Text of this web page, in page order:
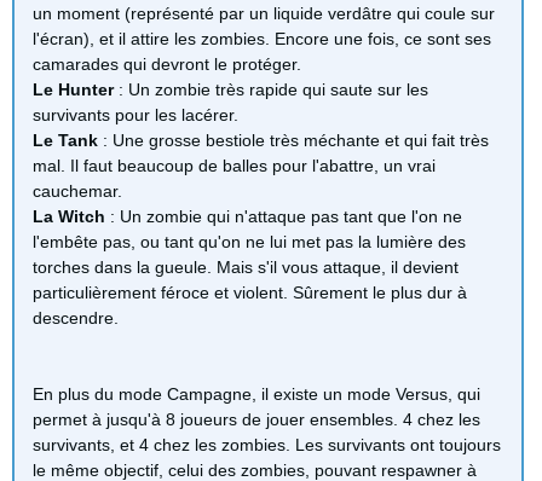
un moment (représenté par un liquide verdâtre qui coule sur
l'écran), et il attire les zombies. Encore une fois, ce sont ses
camarades qui devront le protéger.
Le Hunter: Un zombie très rapide qui saute sur les
survivants pour les lacérer.
Le Tank : Une grosse bestiole très méchante et qui fait très
mal. Il faut beaucoup de balles pour l'abattre, un vrai
cauchemar.
La Witch : Un zombie qui n'attaque pas tant que l'on ne
l'embête pas, ou tant qu'on ne lui met pas la lumière des
torches dans la gueule. Mais s'il vous attaque, il devient
particulièrement féroce et violent. Sûrement le plus dur à
descendre.
En plus du mode Campagne, il existe un mode Versus, qui
permet à jusqu'à 8 joueurs de jouer ensembles. 4 chez les
survivants, et 4 chez les zombies. Les survivants ont toujours
le même objectif, celui des zombies, pouvant respawner à